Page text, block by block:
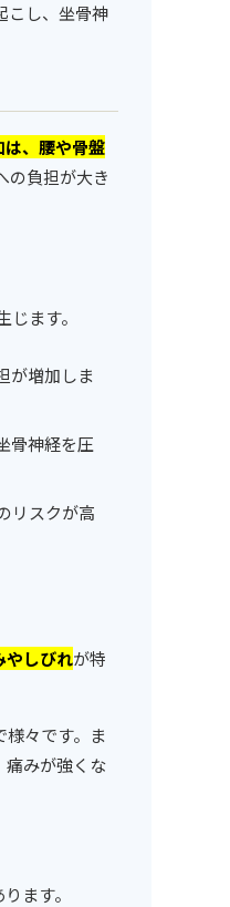
こし、坐骨神
は、腰や骨盤
の負担が大き
ます。
が増加しま
骨神経を圧
リスクが高
やしびれが特
様々です。ま
痛みが強くな
ます。